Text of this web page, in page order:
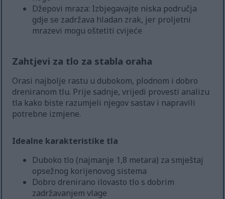
Džepovi mraza: Izbjegavajte niska područja
gdje se zadržava hladan zrak, jer proljetni
mrazevi mogu oštetiti cvijeće
Zahtjevi za tlo za stabla oraha
Orasi najbolje rastu u dubokom, plodnom i dobro
dreniranom tlu. Prije sadnje, vrijedi provesti analizu
tla kako biste razumjeli njegov sastav i napravili
potrebne izmjene.
Idealne karakteristike tla
Duboko tlo (najmanje 1,8 metara) za smještaj
opsežnog korijenovog sistema
Dobro drenirano ilovasto tlo s dobrim
zadržavanjem vlage